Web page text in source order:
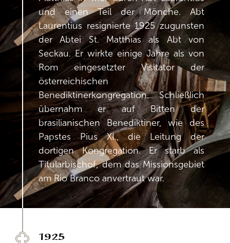
und einen Teil der Mönche. Abt
Laurentius resignierte 1925 zugunsten
der Abtei St. Matthias als Abt von
Seckau. Er wirkte einige Jahre als von
Rom eingesetzter Visitator der
österreichischen
Benediktinerkongregation. Schließlich
übernahm er auf Bitten der
brasilianischen Benediktiner, wie des
Papstes Pius XI., die Leitung der
dortigen Kongregation. Er starb als
Titularbischof, dem das Missionsgebiet
am Rio Branco anvertraut war.
1925